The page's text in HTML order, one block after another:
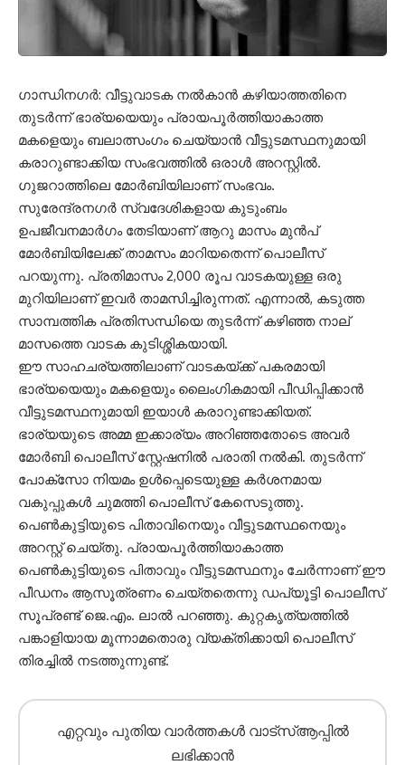
ഗാന്ധിനഗർ: വീട്ടുവാടക നൽകാൻ കഴിയാത്തതിനെ
തുടർന്ന് ഭാര്യയെയും പ്രായപൂർത്തിയാകാത്ത
മകളെയും ബലാത്സംഗം ചെയ്യാൻ വീട്ടുടമസ്ഥനുമായി
കരാറുണ്ടാക്കിയ സംഭവത്തിൽ ഒരാൾ അറസ്റ്റിൽ.
ഗുജറാത്തിലെ മോർബിയിലാണ് സംഭവം.
സുരേന്ദ്രനഗർ സ്വദേശികളായ കുടുംബം
ഉപജീവനമാർഗം തേടിയാണ് ആറു മാസം മുൻപ്
മോർബിയിലേക്ക് താമസം മാറിയതെന്ന് പൊലീസ്
പറയുന്നു. പ്രതിമാസം 2,000 രൂപ വാടകയുള്ള ഒരു
മുറിയിലാണ് ഇവർ താമസിച്ചിരുന്നത്. എന്നാൽ, കടുത്ത
സാമ്പത്തിക പ്രതിസന്ധിയെ തുടർന്ന് കഴിഞ്ഞ നാല്
മാസത്തെ വാടക കുടിശ്ശികയായി.
ഈ സാഹചര്യത്തിലാണ് വാടകയ്ക്ക് പകരമായി
ഭാര്യയെയും മകളെയും ലൈംഗികമായി പീഡിപ്പിക്കാൻ
വീട്ടുടമസ്ഥനുമായി ഇയാൾ കരാറുണ്ടാക്കിയത്.
ഭാര്യയുടെ അമ്മ ഇക്കാര്യം അറിഞ്ഞതോടെ അവർ
മോർബി പൊലീസ് സ്റ്റേഷനിൽ പരാതി നൽകി. തുടർന്ന്
പോക്‌സോ നിയമം ഉൾപ്പെടെയുള്ള കർശനമായ
വകുപ്പുകൾ ചുമത്തി പൊലീസ് കേസെടുത്തു.
പെൺകുട്ടിയുടെ പിതാവിനെയും വീട്ടുടമസ്ഥനെയും
അറസ്റ്റ് ചെയ്തു. പ്രായപൂർത്തിയാകാത്ത
പെൺകുട്ടിയുടെ പിതാവും വീട്ടുടമസ്ഥനും ചേർന്നാണ് ഈ
പീഡനം ആസൂത്രണം ചെയ്തതെന്നു ഡപ്യൂട്ടി പൊലീസ്
സൂപ്രണ്ട് ജെ.എം. ലാൽ പറഞ്ഞു. കുറ്റകൃത്യത്തിൽ
പങ്കാളിയായ മൂന്നാമതൊരു വ്യക്തിക്കായി പൊലീസ്
തിരച്ചിൽ നടത്തുന്നുണ്ട്.
എറ്റവും പുതിയ വാർത്തകൾ വാട്സ്ആപ്പിൽ
ലഭിക്കാൻ